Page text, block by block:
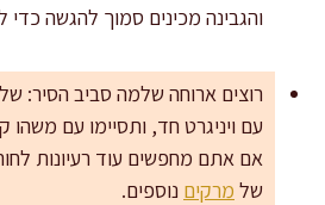
והגבינה מכינים סמוך להגשה
רוצים ארוחה שלמה סביב הסיר:
עם ויניגרט חד, ותסיימו עם משהו
אם אתם מחפשים עוד רעיונות
של מרקים נוספים.